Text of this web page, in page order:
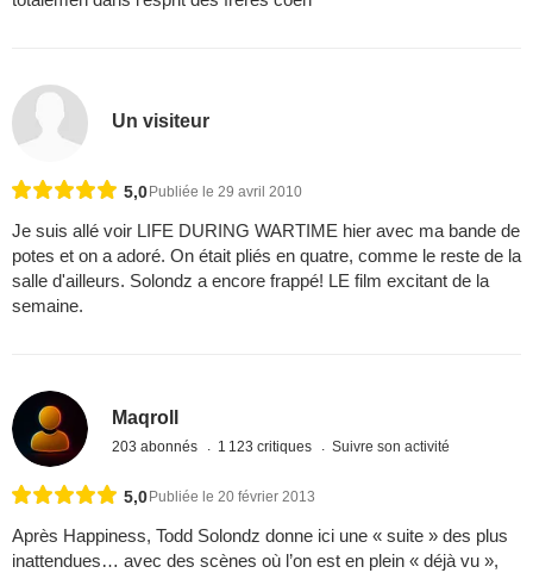
Un visiteur
5,0Publiée le 29 avril 2010
Je suis allé voir LIFE DURING WARTIME hier avec ma bande de
potes et on a adoré. On était pliés en quatre, comme le reste de la
salle d'ailleurs. Solondz a encore frappé! LE film excitant de la
semaine.
Maqroll
203 abonnés 1 123 critiques Suivre son activité
5,0Publiée le 20 février 2013
Après Happiness, Todd Solondz donne ici une « suite » des plus
inattendues… avec des scènes où l’on est en plein « déjà vu »,